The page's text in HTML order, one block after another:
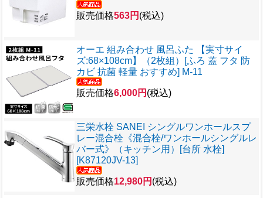
販売価格563円 (税込)
オーエ 組み合わせ 風呂ふた 【実寸サイ
ズ:68×108cm】（2枚組）[ふろ 蓋 フタ 防
カビ 抗菌 軽量 おすすめ] M-11
販売価格6,000円 (税込)
三栄水栓 SANEI シングルワンホールスプ
レー混合栓《混合栓/ワンホールシングルレ
バー式》（キッチン用）[台所 水栓]
[K87120JV-13]
販売価格12,980円 (税込)